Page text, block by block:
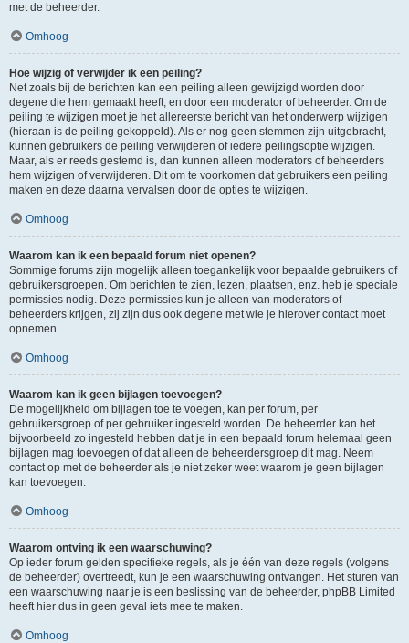
met de beheerder.
Omhoog
Hoe wijzig of verwijder ik een peiling?
Net zoals bij de berichten kan een peiling alleen gewijzigd worden door
degene die hem gemaakt heeft, en door een moderator of beheerder. Om de
peiling te wijzigen moet je het allereerste bericht van het onderwerp wijzigen
(hieraan is de peiling gekoppeld). Als er nog geen stemmen zijn uitgebracht,
kunnen gebruikers de peiling verwijderen of iedere peilingsoptie wijzigen.
Maar, als er reeds gestemd is, dan kunnen alleen moderators of beheerders
hem wijzigen of verwijderen. Dit om te voorkomen dat gebruikers een peiling
maken en deze daarna vervalsen door de opties te wijzigen.
Omhoog
Waarom kan ik een bepaald forum niet openen?
Sommige forums zijn mogelijk alleen toegankelijk voor bepaalde gebruikers of
gebruikersgroepen. Om berichten te zien, lezen, plaatsen, enz. heb je speciale
permissies nodig. Deze permissies kun je alleen van moderators of
beheerders krijgen, zij zijn dus ook degene met wie je hierover contact moet
opnemen.
Omhoog
Waarom kan ik geen bijlagen toevoegen?
De mogelijkheid om bijlagen toe te voegen, kan per forum, per
gebruikersgroep of per gebruiker ingesteld worden. De beheerder kan het
bijvoorbeeld zo ingesteld hebben dat je in een bepaald forum helemaal geen
bijlagen mag toevoegen of dat alleen de beheerdersgroep dit mag. Neem
contact op met de beheerder als je niet zeker weet waarom je geen bijlagen
kan toevoegen.
Omhoog
Waarom ontving ik een waarschuwing?
Op ieder forum gelden specifieke regels, als je één van deze regels (volgens
de beheerder) overtreedt, kun je een waarschuwing ontvangen. Het sturen van
een waarschuwing naar je is een beslissing van de beheerder, phpBB Limited
heeft hier dus in geen geval iets mee te maken.
Omhoog